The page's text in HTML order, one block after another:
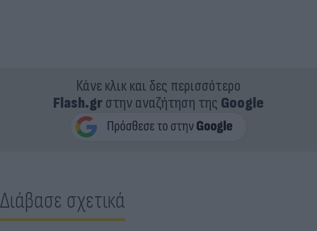
Κάνε κλικ και δες περισσότερο
Flash.grστην αναζήτηση της Google
Διάβασε σχετικά